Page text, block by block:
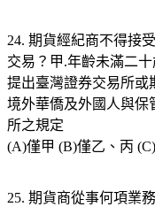
24. 期貨經紀商不得接
交易？甲.年齡未滿二
提出臺灣證券交易所或
境外華僑及外國人與保
所之規定
(A)僅甲 (B)僅乙、丙
25. 期貨商從事何項業